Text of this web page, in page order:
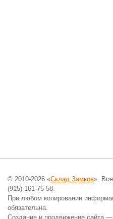
© 2010-2026 «Склад Замков».
(915) 161-75-58.
При любом копировании
обязательна.
Создание и продвижение сайта —